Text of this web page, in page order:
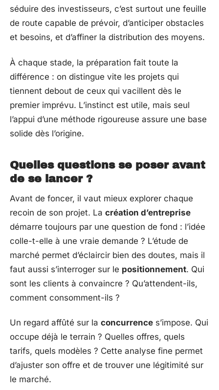
séduire des investisseurs, c’est surtout une feuille
de route capable de prévoir, d’anticiper obstacles
et besoins, et d’affiner la distribution des moyens.
À chaque stade, la préparation fait toute la
différence : on distingue vite les projets qui
tiennent debout de ceux qui vacillent dès le
premier imprévu. L’instinct est utile, mais seul
l’appui d’une méthode rigoureuse assure une base
solide dès l’origine.
Quelles questions se poser avant
de se lancer ?
Avant de foncer, il vaut mieux explorer chaque
recoin de son projet. La création d’entreprise
démarre toujours par une question de fond : l’idée
colle-t-elle à une vraie demande ? L’étude de
marché permet d’éclaircir bien des doutes, mais il
faut aussi s’interroger sur le positionnement. Qui
sont les clients à convaincre ? Qu’attendent-ils,
comment consomment-ils ?
Un regard affûté sur la concurrence s’impose. Qui
occupe déjà le terrain ? Quelles offres, quels
tarifs, quels modèles ? Cette analyse fine permet
d’ajuster son offre et de trouver une légitimité sur
le marché.